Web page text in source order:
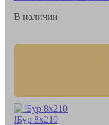
В наличии
!Бур 8х210